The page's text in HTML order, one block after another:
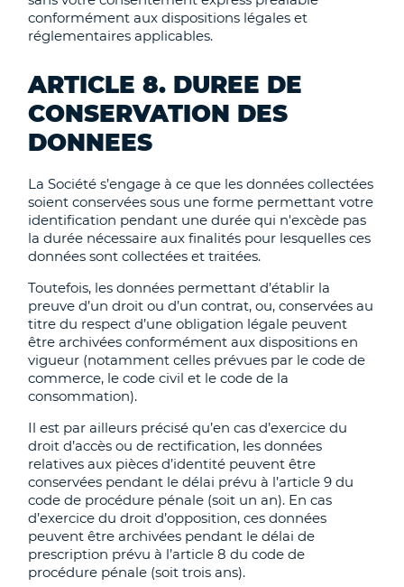
conformément aux dispositions légales et
réglementaires applicables.
ARTICLE 8. DUREE DE
CONSERVATION DES
DONNEES
La Société s’engage à ce que les données collectées
soient conservées sous une forme permettant votre
identification pendant une durée qui n'excède pas
la durée nécessaire aux finalités pour lesquelles ces
données sont collectées et traitées.
Toutefois, les données permettant d’établir la
preuve d’un droit ou d’un contrat, ou, conservées au
titre du respect d’une obligation légale peuvent
être archivées conformément aux dispositions en
vigueur (notamment celles prévues par le code de
commerce, le code civil et le code de la
consommation).
Il est par ailleurs précisé qu’en cas d’exercice du
droit d’accès ou de rectification, les données
relatives aux pièces d’identité peuvent être
conservées pendant le délai prévu à l’article 9 du
code de procédure pénale (soit un an). En cas
d’exercice du droit d’opposition, ces données
peuvent être archivées pendant le délai de
prescription prévu à l’article 8 du code de
procédure pénale (soit trois ans).